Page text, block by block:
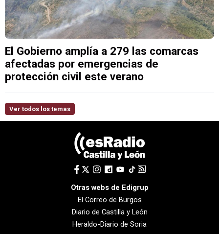
El Gobierno amplía a 279 las comarcas
afectadas por emergencias de
protección civil este verano
Ver todos los temas
Otras webs de Edigrup
El Correo de Burgos
Diario de Castilla y León
Heraldo-Diario de Soria